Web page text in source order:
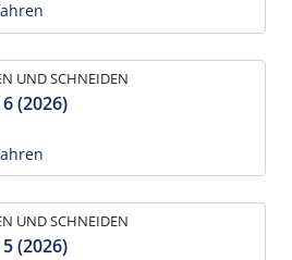
UND SCHNEIDEN
(2026)
UND SCHNEIDEN
(2026)